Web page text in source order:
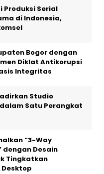
Produksi Serial
di Indonesia,
Bogor dengan
Diklat Antikorupsi
Integritas
Studio
Satu Perangkat
“3-Way
dengan Desain
Tingkatkan